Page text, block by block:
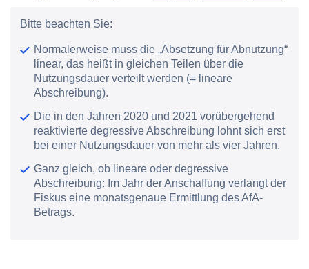
Bitte beachten Sie:
Normalerweise muss die „Absetzung für Abnutzung“
linear, das heißt in gleichen Teilen über die
Nutzungsdauer verteilt werden (= lineare
Abschreibung).
Die in den Jahren 2020 und 2021 vorübergehend
reaktivierte degressive Abschreibung lohnt sich erst
bei einer Nutzungsdauer von mehr als vier Jahren.
Ganz gleich, ob lineare oder degressive
Abschreibung: Im Jahr der Anschaffung verlangt der
Fiskus eine monatsgenaue Ermittlung des AfA-
Betrags.